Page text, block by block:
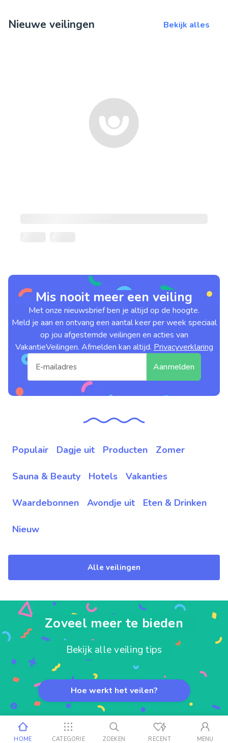
Nieuwe veilingen Bekijk alles
Mis nooit meer een veiling
Met onze nieuwsbrief ben je altijd op de hoogte.
Meld je aan en ontvang een aantal keer per week speciaal
op jou afgestemde veilingen en acties van
VakantieVeilingen. Afmelden kan altijd. Privacyverklaring
Aanmelden
Populair Dagje uit Producten Zomer
Sauna & Beauty Hotels Vakanties
Waardebonnen Avondje uit Eten & Drinken
Nieuw
Alle veilingen
Zoveel meer te bieden
Bekijk alle veiling tips
Hoe werkt het veilen?
HOME CATEGORIE ZOEKEN RECENT MENU